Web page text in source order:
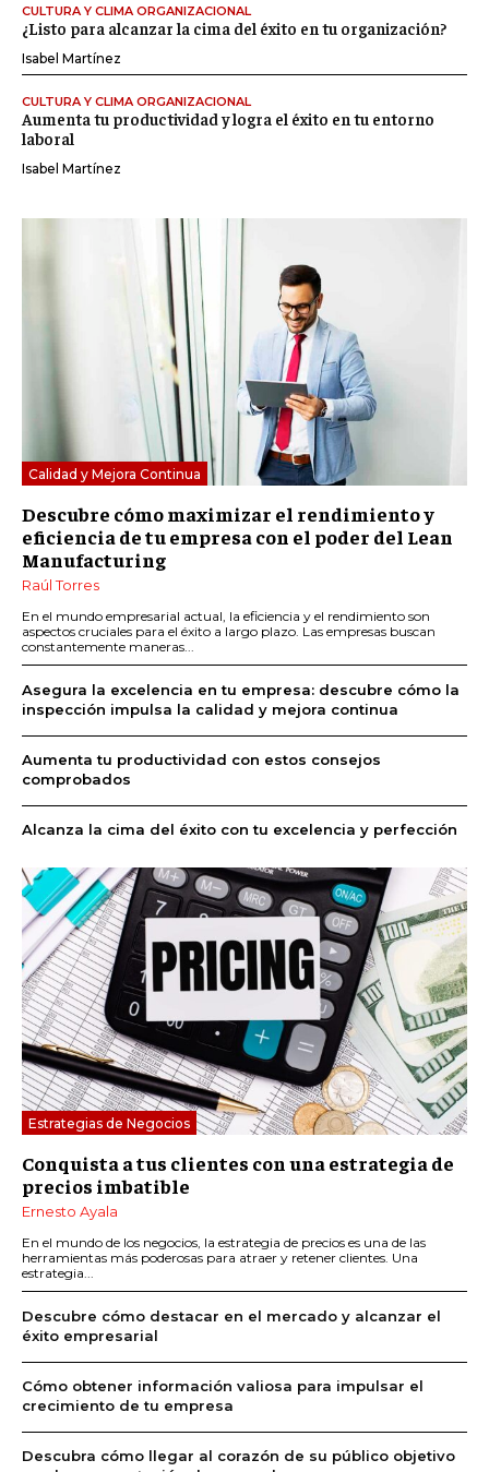
CULTURA Y CLIMA ORGANIZACIONAL
¿Listo para alcanzar la cima del éxito en tu organización?
Isabel Martínez
CULTURA Y CLIMA ORGANIZACIONAL
Aumenta tu productividad y logra el éxito en tu entorno
laboral
Isabel Martínez
Calidad y Mejora Continua
Descubre cómo maximizar el rendimiento y
eficiencia de tu empresa con el poder del Lean
Manufacturing
Raúl Torres
En el mundo empresarial actual, la eficiencia y el rendimiento son
aspectos cruciales para el éxito a largo plazo. Las empresas buscan
constantemente maneras...
Asegura la excelencia en tu empresa: descubre cómo la
inspección impulsa la calidad y mejora continua
Aumenta tu productividad con estos consejos
comprobados
Alcanza la cima del éxito con tu excelencia y perfección
Estrategias de Negocios
Conquista a tus clientes con una estrategia de
precios imbatible
Ernesto Ayala
En el mundo de los negocios, la estrategia de precios es una de las
herramientas más poderosas para atraer y retener clientes. Una
estrategia...
Descubre cómo destacar en el mercado y alcanzar el
éxito empresarial
Cómo obtener información valiosa para impulsar el
crecimiento de tu empresa
Descubra cómo llegar al corazón de su público objetivo